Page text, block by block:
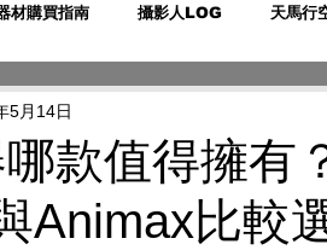
材購買指南 攝影人LOG 天馬行
款值得擁有
Animax比較
5月14日